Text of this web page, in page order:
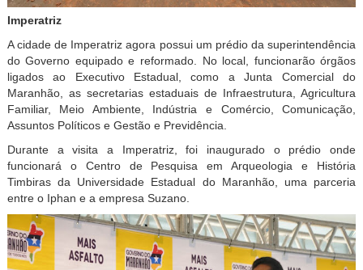
Imperatriz
A cidade de Imperatriz agora possui um prédio da superintendência
do Governo equipado e reformado. No local, funcionarão órgãos
ligados ao Executivo Estadual, como a Junta Comercial do
Maranhão, as secretarias estaduais de Infraestrutura, Agricultura
Familiar, Meio Ambiente, Indústria e Comércio, Comunicação,
Assuntos Políticos e Gestão e Previdência.
Durante a visita a Imperatriz, foi inaugurado o prédio onde
funcionará o Centro de Pesquisa em Arqueologia e História
Timbiras da Universidade Estadual do Maranhão, uma parceria
entre o Iphan e a empresa Suzano.